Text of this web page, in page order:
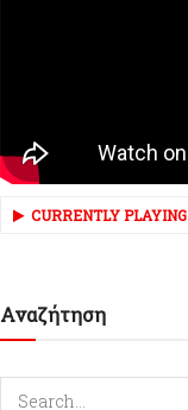
CURRENTLY PLAYING
Αναζήτηση